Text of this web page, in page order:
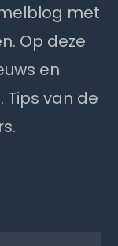
met
Op deze
en
van de